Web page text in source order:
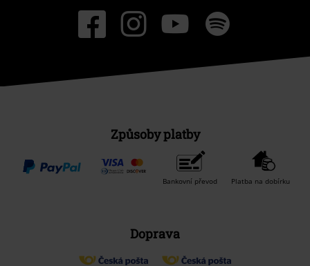
Způsoby platby
Bankovní převod Platba na dobírku
Doprava